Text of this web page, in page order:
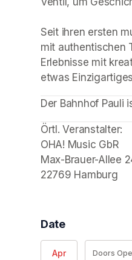
Seit ihren ersten
mit authentischen
Erlebnisse mit
etwas
(opens in a new
(opens in a new
(opens in a new
(opens in a new
(opens in a new
(opens in a new
Der Bahnhof Pauli
Örtl. Veranstalter:
OHA! Music GbR
Max-Brauer-Allee
22769 Hamburg
Date
Apr Doors